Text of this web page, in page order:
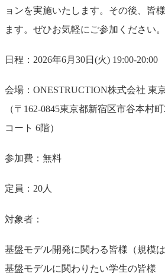
ョンを実施いたします。その後、皆
ます。ぜひお気軽にご参加ください。
日程：2026年6月30日(火) 19:00-20:00
会場：ONESTRUCTION株式会社 東
（〒162-0845東京都新宿区市谷本村
コート 6階）
参加費：無料
定員：20人
対象者：
基盤モデル開発に関わる皆様（規模は
基盤モデルに関わりたい学生の皆様